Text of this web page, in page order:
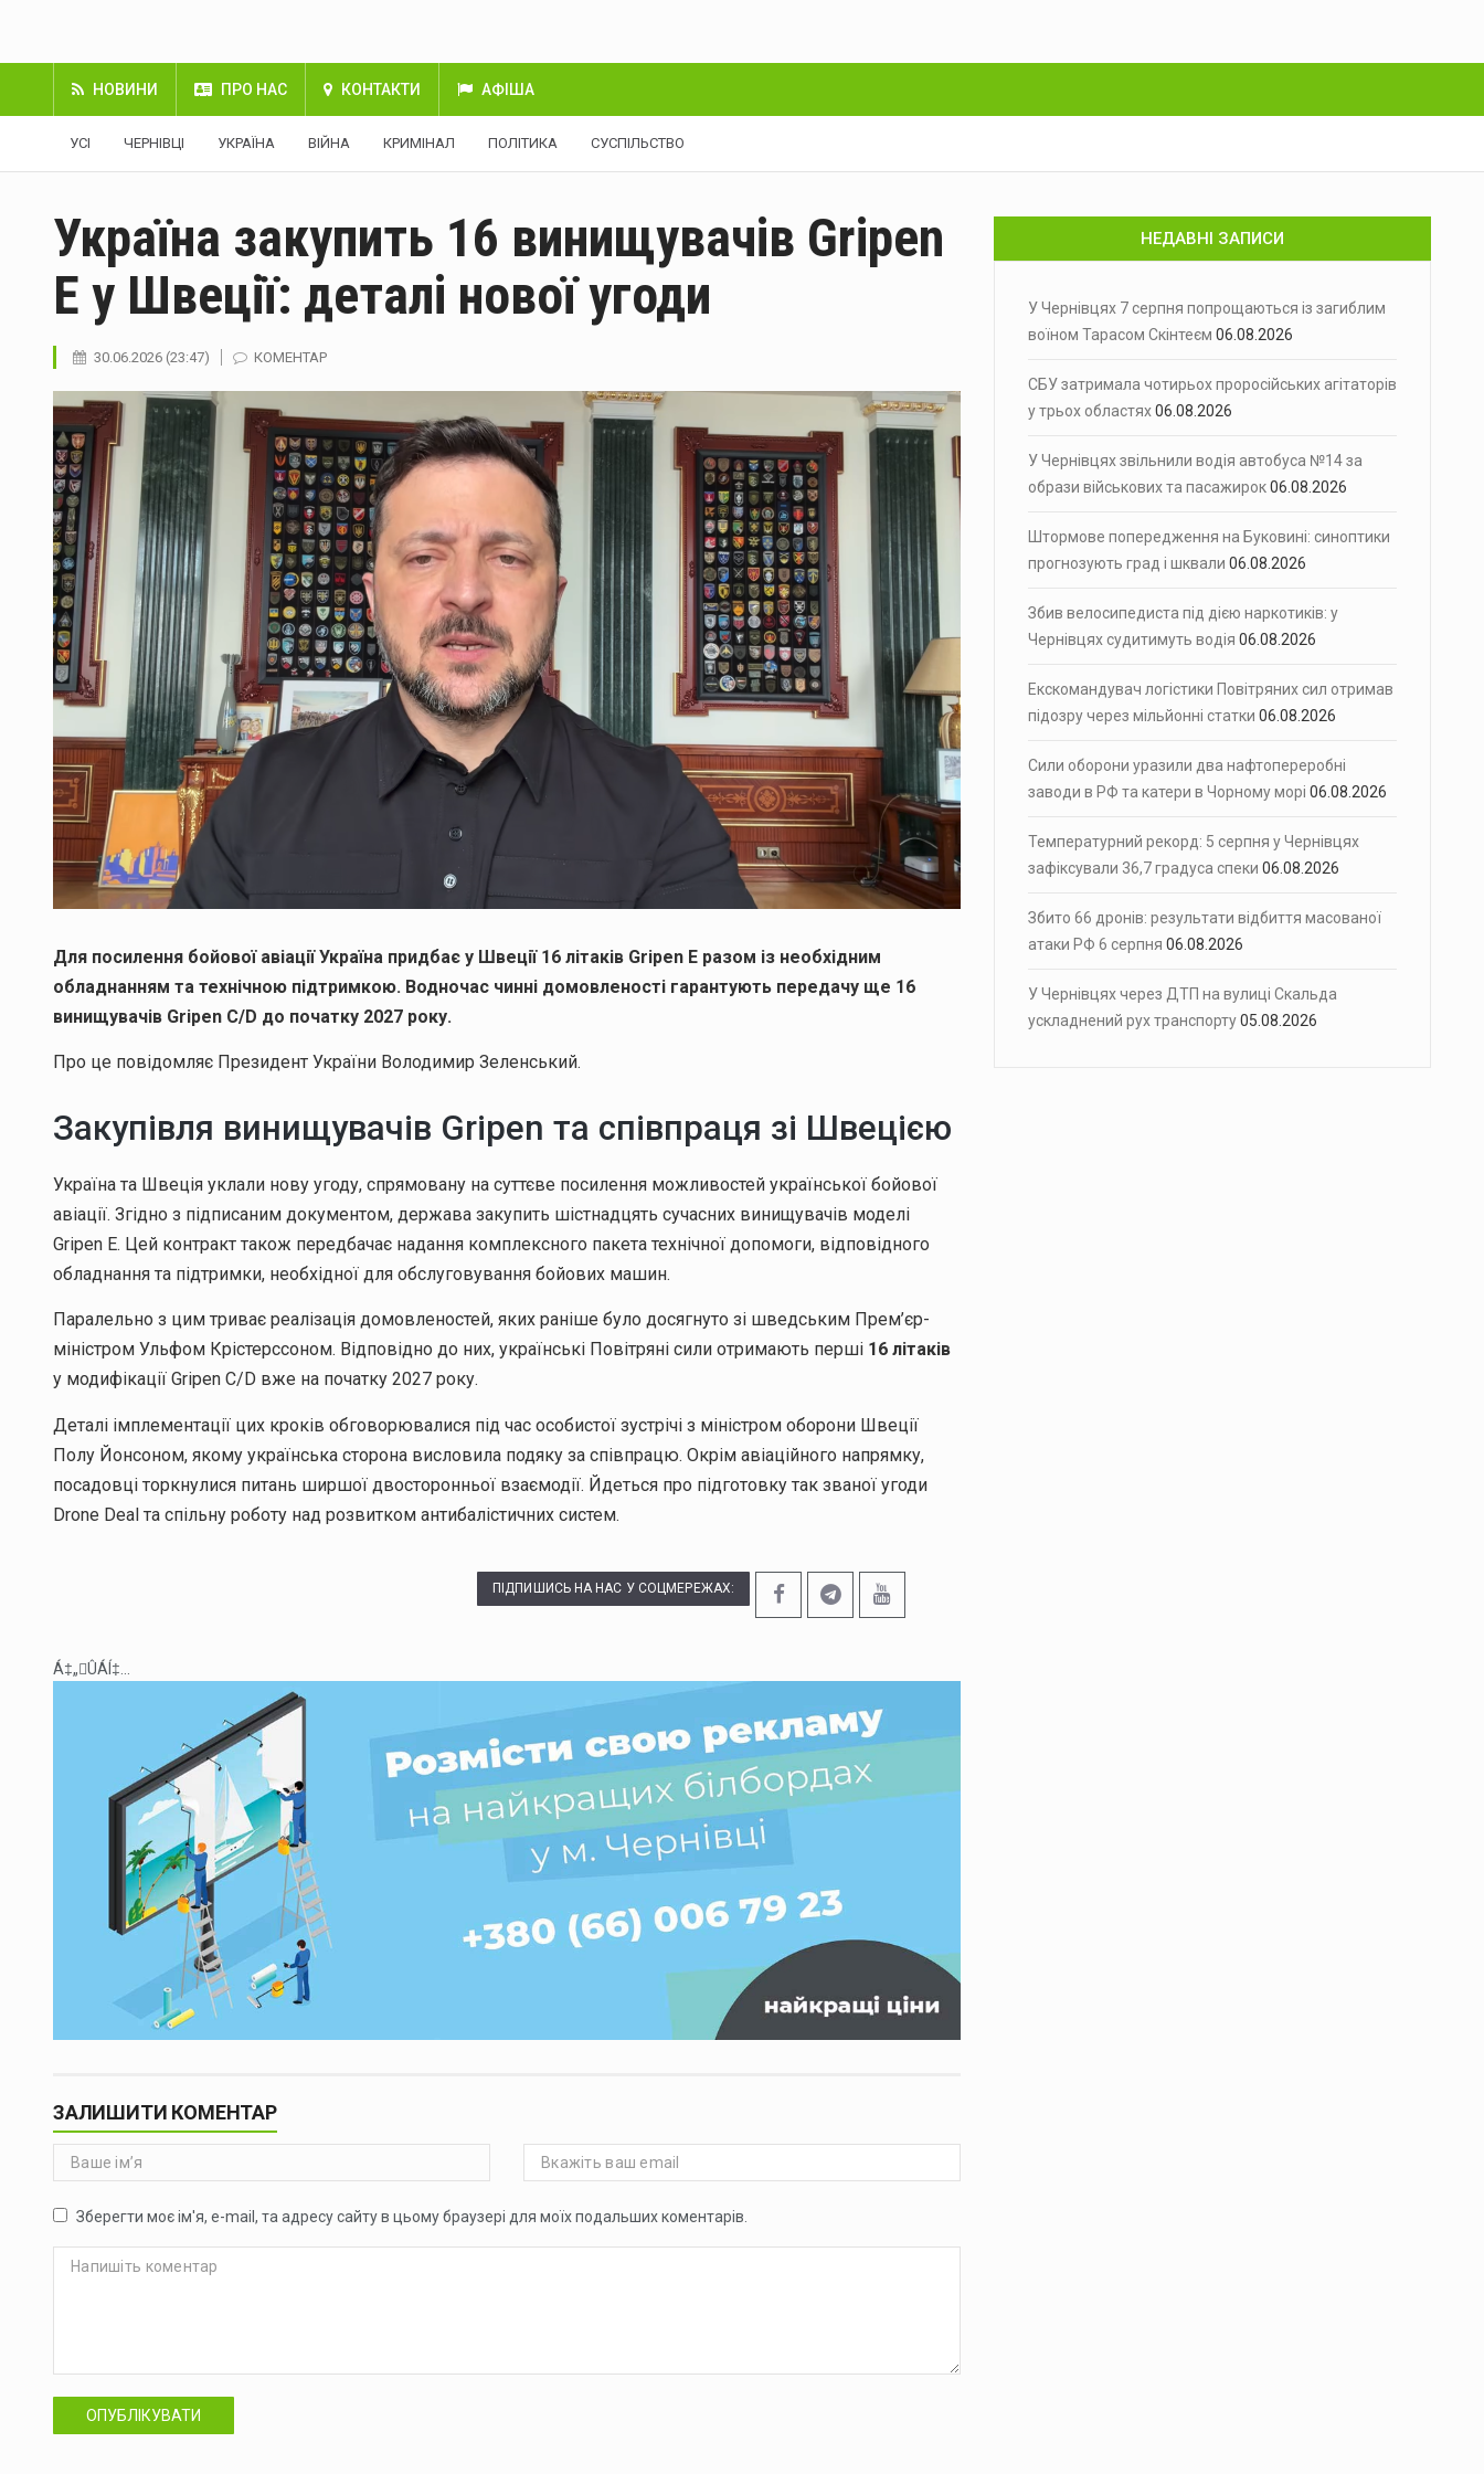
НОВИНИ ПРО НАС КОНТАКТИ АФІША
УСІ ЧЕРНІВЦІ УКРАЇНА ВІЙНА КРИМІНАЛ ПОЛІТИКА СУСПІЛЬСТВО
Україна закупить 16 винищувачів Gripen
E у Швеції: деталі нової угоди
30.06.2026 (23:47) КОМЕНТАР
Для посилення бойової авіації Україна придбає у Швеції 16 літаків Gripen E разом із необхідним
обладнанням та технічною підтримкою. Водночас чинні домовленості гарантують передачу ще 16
винищувачів Gripen C/D до початку 2027 року.
Про це повідомляє Президент України Володимир Зеленський.
Закупівля винищувачів Gripen та співпраця зі Швецією
Україна та Швеція уклали нову угоду, спрямовану на суттєве посилення можливостей української бойової
авіації. Згідно з підписаним документом, держава закупить шістнадцять сучасних винищувачів моделі
Gripen E. Цей контракт також передбачає надання комплексного пакета технічної допомоги, відповідного
обладнання та підтримки, необхідної для обслуговування бойових машин.
Паралельно з цим триває реалізація домовленостей, яких раніше було досягнуто зі шведським Прем’єр-
міністром Ульфом Крістерссоном. Відповідно до них, українські Повітряні сили отримають перші 16 літаків
у модифікації Gripen C/D вже на початку 2027 року.
Деталі імплементації цих кроків обговорювалися під час особистої зустрічі з міністром оборони Швеції
Полу Йонсоном, якому українська сторона висловила подяку за співпрацю. Окрім авіаційного напрямку,
посадовці торкнулися питань ширшої двосторонньої взаємодії. Йдеться про підготовку так званої угоди
Drone Deal та спільну роботу над розвитком антибалістичних систем.
ПІДПИШИСЬ НА НАС У СОЦМЕРЕЖАХ:
Á‡„ÛÁÍ‡...
ЗАЛИШИТИ КОМЕНТАР
Зберегти моє ім'я, e-mail, та адресу сайту в цьому браузері для моїх подальших коментарів.
ОПУБЛІКУВАТИ
НЕДАВНІ ЗАПИСИ
У Чернівцях 7 серпня попрощаються із загиблим
воїном Тарасом Скінтеєм 06.08.2026
СБУ затримала чотирьох проросійських агітаторів
у трьох областях06.08.2026
У Чернівцях звільнили водія автобуса №14 за
образи військових та пасажирок06.08.2026
Штормове попередження на Буковині: синоптики
прогнозують град і шквали 06.08.2026
Збив велосипедиста під дією наркотиків: у
Чернівцях судитимуть водія 06.08.2026
Екскомандувач логістики Повітряних сил отримав
підозру через мільйонні статки 06.08.2026
Сили оборони уразили два нафтопереробні
заводи в РФ та катери в Чорному морі 06.08.2026
Температурний рекорд: 5 серпня у Чернівцях
зафіксували 36,7 градуса спеки 06.08.2026
Збито 66 дронів: результати відбиття масованої
атаки РФ 6 серпня 06.08.2026
У Чернівцях через ДТП на вулиці Скальда
ускладнений рух транспорту05.08.2026